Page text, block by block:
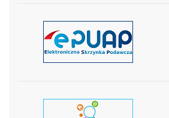
czytaj więcej